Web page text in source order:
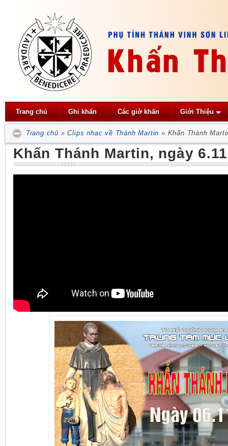
Trang chủ Ghi khấn Các giờ khấn Giới Thiệu
Trang chủ »Clips nhạc về Thánh Martin » Khấn Thánh
Khấn Thánh Martin, ngày